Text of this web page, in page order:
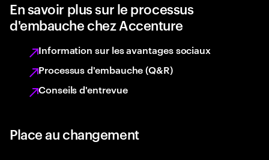
En savoir plus sur le processus
d'embauche chez Accenture
Information sur les avantages sociaux
Processus d'embauche (Q&R)
Conseils d'entrevue
Place au changement